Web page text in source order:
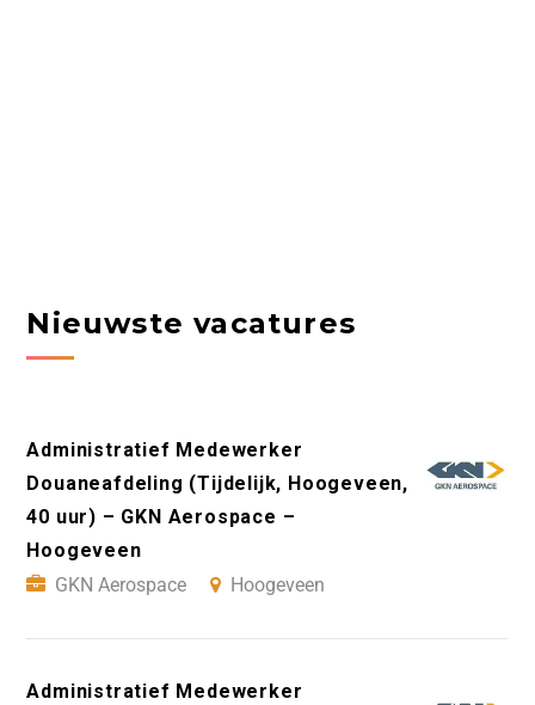
Nieuwste vacatures
Administratief Medewerker
Douaneafdeling (Tijdelijk, Hoogeveen,
40 uur) – GKN Aerospace –
Hoogeveen
GKN Aerospace
Hoogeveen
Administratief Medewerker